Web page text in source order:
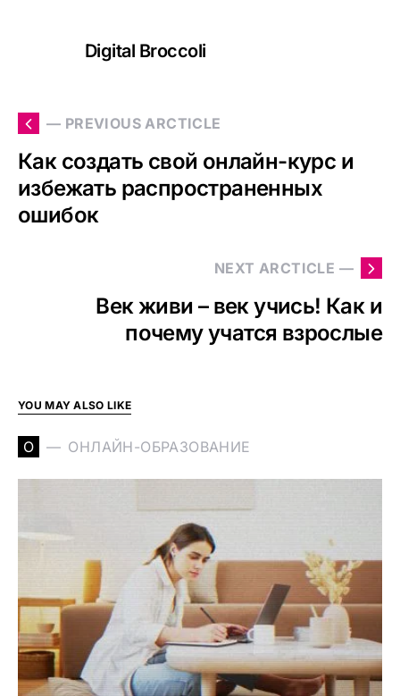
Digital Broccoli
— PREVIOUS ARCTICLE
Как создать свой онлайн-курс и
избежать распространенных
ошибок
NEXT ARCTICLE —
Век живи – век учись! Как и
почему учатся взрослые
YOU MAY ALSO LIKE
О ОНЛАЙН-ОБРАЗОВАНИЕ